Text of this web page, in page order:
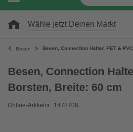
Wähle jetzt Deinen Markt
Besen Besen, Connection Halter, PET &
Besen, Connection
Borsten, Breite: 60 cm
Online-Artikelnr.: 1478708